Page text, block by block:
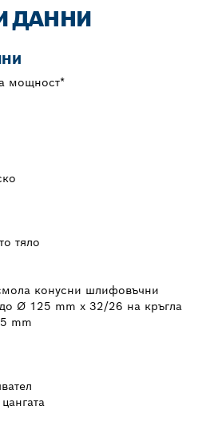
ДАННИ
мощност*
тяло
конусни шлифовъчни
Ø 125 mm x 32/26 на кръгла
mm